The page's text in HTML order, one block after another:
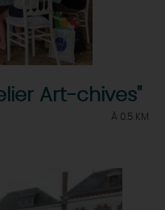
Art-chives"
À 0.5 KM